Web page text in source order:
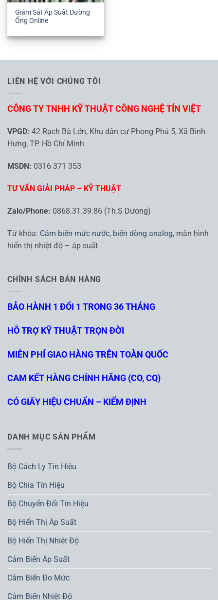
Giám Sát Áp Suất Đường
Ống Online
LIÊN HỆ VỚI CHÚNG TÔI
CÔNG TY TNHH KỸ THUẬT CÔNG NGHỆ TÍN VIỆT
VPGD: 42 Rạch Bà Lớn, Khu dân cư Phong Phú 5, Xã Bình
Hưng, TP. Hồ Chí Minh
MSDN: 0316 371 353
TƯ VẤN GIẢI PHÁP – KỸ THUẬT
Zalo/Phone: 0868.31.39.86 (Th.S Dương)
Từ khóa: Cảm biến mức nước, biến dòng analog, màn hình
hiển thị nhiệt độ – áp suất
CHÍNH SÁCH BÁN HÀNG
BẢO HÀNH 1 ĐỔI 1 TRONG 36 THÁNG
HỖ TRỢ KỸ THUẬT TRỌN ĐỜI
MIỄN PHÍ GIAO HÀNG TRÊN TOÀN QUỐC
CAM KẾT HÀNG CHÍNH HÃNG (CO, CQ)
CÓ GIẤY HIỆU CHUẨN – KIỂM ĐỊNH
DANH MỤC SẢN PHẨM
Bộ Cách Ly Tín Hiệu
Bộ Chia Tín Hiệu
Bộ Chuyển Đổi Tín Hiệu
Bộ Hiển Thị Áp Suất
Bộ Hiển Thị Nhiệt Độ
Cảm Biến Áp Suất
Cảm Biến Đo Mức
Cảm Biến Nhiệt Độ